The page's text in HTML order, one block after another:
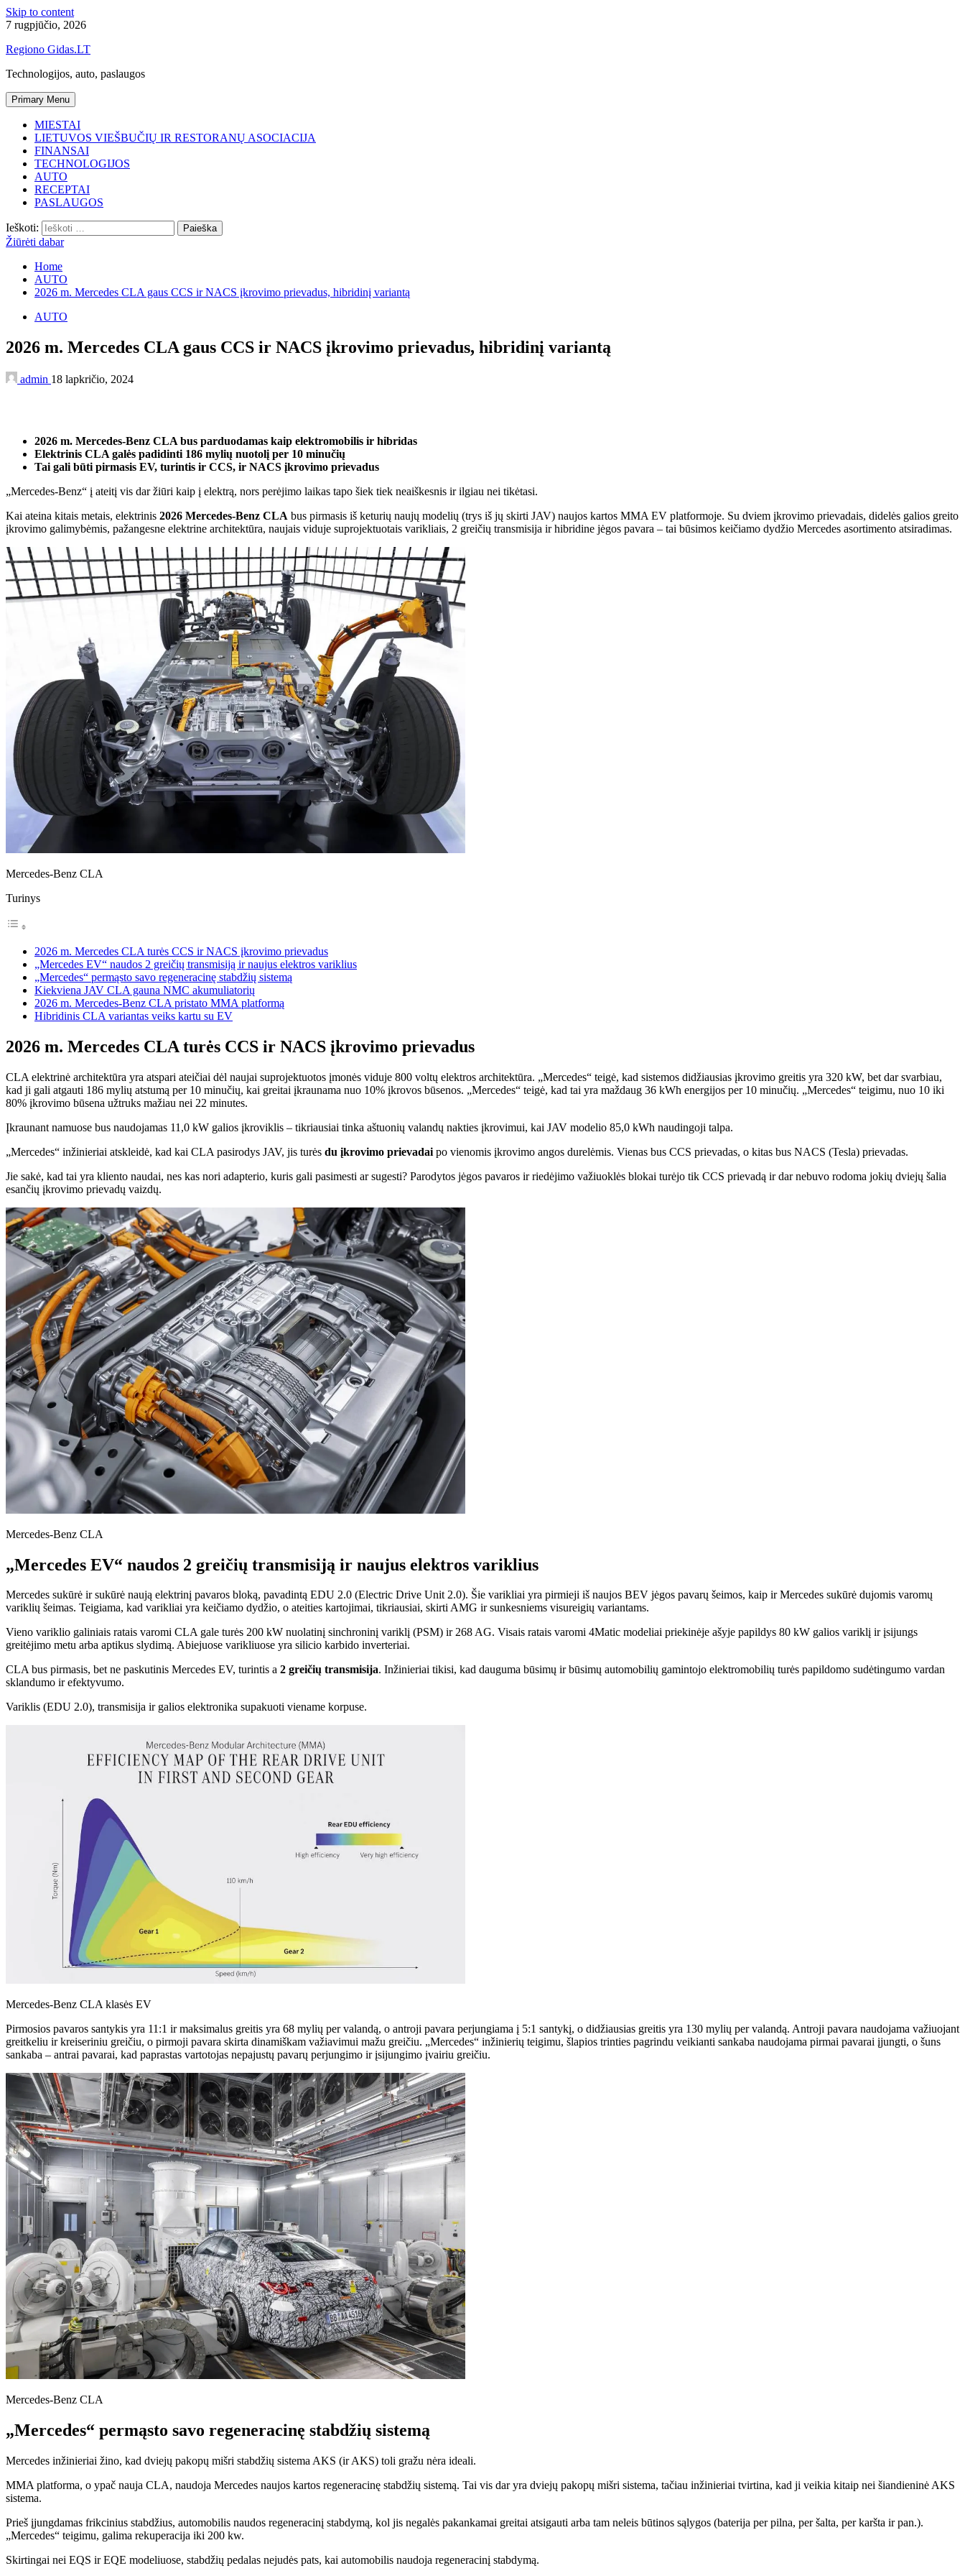
Skip to content
7 rugpjūčio, 2026
Regiono Gidas.LT
Technologijos, auto, paslaugos
Primary Menu
MIESTAI
LIETUVOS VIEŠBUČIŲ IR RESTORANŲ ASOCIACIJA
FINANSAI
TECHNOLOGIJOS
AUTO
RECEPTAI
PASLAUGOS
Ieškoti:
Žiūrėti dabar
Home
AUTO
2026 m. Mercedes CLA gaus CCS ir NACS įkrovimo prievadus, hibridinį variantą
AUTO
2026 m. Mercedes CLA gaus CCS ir NACS įkrovimo prievadus, hibridinį variantą
admin 18 lapkričio, 2024
2026 m. Mercedes-Benz CLA bus parduodamas kaip elektromobilis ir hibridas
Elektrinis CLA galės padidinti 186 mylių nuotolį per 10 minučių
Tai gali būti pirmasis EV, turintis ir CCS, ir NACS įkrovimo prievadus
„Mercedes-Benz“ į ateitį vis dar žiūri kaip į elektrą, nors perėjimo laikas tapo šiek tiek neaiškesnis ir ilgiau nei tikėtasi.
Kai ateina kitais metais, elektrinis 2026 Mercedes-Benz CLA bus pirmasis iš keturių naujų modelių (trys iš jų skirti JAV) naujos kartos MMA EV platformoje. Su dviem įkrovimo prievadais, didelės galios greito
įkrovimo galimybėmis, pažangesne elektrine architektūra, naujais viduje suprojektuotais varikliais, 2 greičių transmisija ir hibridine jėgos pavara – tai būsimos keičiamo dydžio Mercedes asortimento atsiradimas.
Mercedes-Benz CLA
Turinys
2026 m. Mercedes CLA turės CCS ir NACS įkrovimo prievadus
„Mercedes EV“ naudos 2 greičių transmisiją ir naujus elektros variklius
„Mercedes“ permąsto savo regeneracinę stabdžių sistemą
Kiekviena JAV CLA gauna NMC akumuliatorių
2026 m. Mercedes-Benz CLA pristato MMA platformą
Hibridinis CLA variantas veiks kartu su EV
2026 m. Mercedes CLA turės CCS ir NACS įkrovimo prievadus
CLA elektrinė architektūra yra atspari ateičiai dėl naujai suprojektuotos įmonės viduje 800 voltų elektros architektūra. „Mercedes“ teigė, kad sistemos didžiausias įkrovimo greitis yra 320 kW, bet dar svarbiau,
kad ji gali atgauti 186 mylių atstumą per 10 minučių, kai greitai įkraunama nuo 10% įkrovos būsenos. „Mercedes“ teigė, kad tai yra maždaug 36 kWh energijos per 10 minučių. „Mercedes“ teigimu, nuo 10 iki
80% įkrovimo būsena užtruks mažiau nei 22 minutes.
Įkraunant namuose bus naudojamas 11,0 kW galios įkroviklis – tikriausiai tinka aštuonių valandų nakties įkrovimui, kai JAV modelio 85,0 kWh naudingoji talpa.
„Mercedes“ inžinieriai atskleidė, kad kai CLA pasirodys JAV, jis turės du įkrovimo prievadai po vienomis įkrovimo angos durelėmis. Vienas bus CCS prievadas, o kitas bus NACS (Tesla) prievadas.
Jie sakė, kad tai yra kliento naudai, nes kas nori adapterio, kuris gali pasimesti ar sugesti? Parodytos jėgos pavaros ir riedėjimo važiuoklės blokai turėjo tik CCS prievadą ir dar nebuvo rodoma jokių dviejų šalia
esančių įkrovimo prievadų vaizdų.
Mercedes-Benz CLA
„Mercedes EV“ naudos 2 greičių transmisiją ir naujus elektros variklius
Mercedes sukūrė ir sukūrė naują elektrinį pavaros bloką, pavadintą EDU 2.0 (Electric Drive Unit 2.0). Šie varikliai yra pirmieji iš naujos BEV jėgos pavarų šeimos, kaip ir Mercedes sukūrė dujomis varomų
variklių šeimas. Teigiama, kad varikliai yra keičiamo dydžio, o ateities kartojimai, tikriausiai, skirti AMG ir sunkesniems visureigių variantams.
Vieno variklio galiniais ratais varomi CLA gale turės 200 kW nuolatinį sinchroninį variklį (PSM) ir 268 AG. Visais ratais varomi 4Matic modeliai priekinėje ašyje papildys 80 kW galios variklį ir įsijungs
greitėjimo metu arba aptikus slydimą. Abiejuose varikliuose yra silicio karbido inverteriai.
CLA bus pirmasis, bet ne paskutinis Mercedes EV, turintis a 2 greičių transmisija. Inžinieriai tikisi, kad dauguma būsimų ir būsimų automobilių gamintojo elektromobilių turės papildomo sudėtingumo vardan
sklandumo ir efektyvumo.
Variklis (EDU 2.0), transmisija ir galios elektronika supakuoti viename korpuse.
Mercedes-Benz CLA klasės EV
Pirmosios pavaros santykis yra 11:1 ir maksimalus greitis yra 68 mylių per valandą, o antroji pavara perjungiama į 5:1 santykį, o didžiausias greitis yra 130 mylių per valandą. Antroji pavara naudojama važiuojant
greitkeliu ir kreiseriniu greičiu, o pirmoji pavara skirta dinamiškam važiavimui mažu greičiu. „Mercedes“ inžinierių teigimu, šlapios trinties pagrindu veikianti sankaba naudojama pirmai pavarai įjungti, o šuns
sankaba – antrai pavarai, kad paprastas vartotojas nepajustų pavarų perjungimo ir įsijungimo įvairiu greičiu.
Mercedes-Benz CLA
„Mercedes“ permąsto savo regeneracinę stabdžių sistemą
Mercedes inžinieriai žino, kad dviejų pakopų mišri stabdžių sistema AKS (ir AKS) toli gražu nėra ideali.
MMA platforma, o ypač nauja CLA, naudoja Mercedes naujos kartos regeneracinę stabdžių sistemą. Tai vis dar yra dviejų pakopų mišri sistema, tačiau inžinieriai tvirtina, kad ji veikia kitaip nei šiandieninė AKS
sistema.
Prieš įjungdamas frikcinius stabdžius, automobilis naudos regeneracinį stabdymą, kol jis negalės pakankamai greitai atsigauti arba tam neleis būtinos sąlygos (baterija per pilna, per šalta, per karšta ir pan.).
„Mercedes“ teigimu, galima rekuperacija iki 200 kw.
Skirtingai nei EQS ir EQE modeliuose, stabdžių pedalas nejudės pats, kai automobilis naudoja regeneracinį stabdymą.